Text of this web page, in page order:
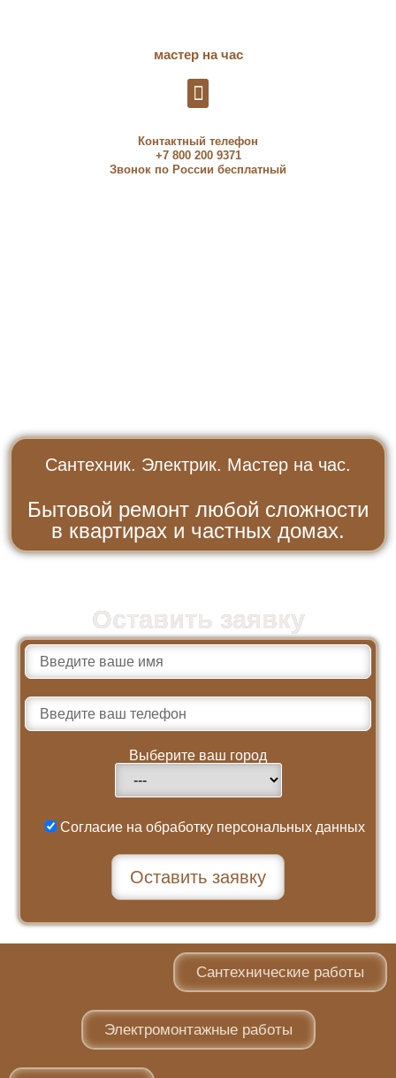
мастер на час
Контактный телефон
+7 800 200 9371
Звонок по России бесплатный
Сантехник. Электрик. Мастер на час.
Бытовой ремонт любой сложности
в квартирах и частных домах.
Оставить заявку
Выберите ваш город
Согласие на обработку персональных данных
Сантехнические работы
Электромонтажные работы